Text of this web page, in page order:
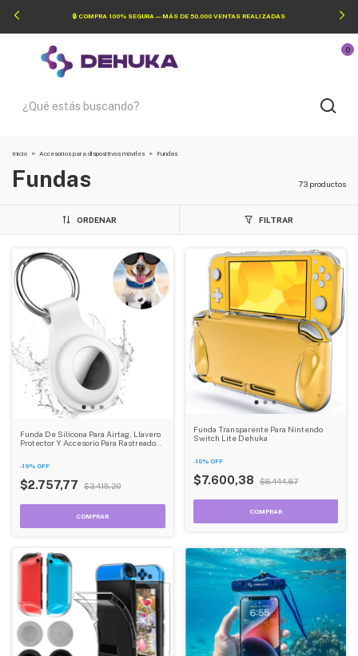
🔒 COMPRA 100% SEGURA — MÁS DE 50.000 VENTAS REALIZADAS
0
Inicio > Accesorios para dispositivos móviles > Fundas
Fundas 73 productos
ORDENAR FILTRAR
Funda De Silicona Para Airtag, Llavero
Protector Y Accesorio Para Rastreador
-19% OFF
$2.757,77 $3.415,20
Funda Transparente Para Nintendo
Switch Lite Dehuka
-10% OFF
$7.600,38 $8.444,87